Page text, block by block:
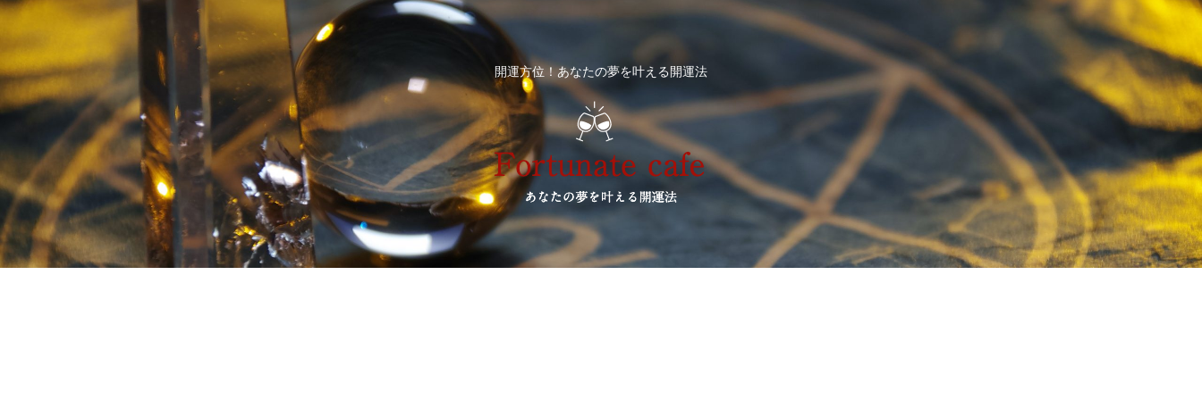
開運方位！あなたの夢を叶える開運法